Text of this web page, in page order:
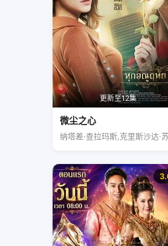
更新至12集
微尘之心
纳塔差·查拉玛斯,克里斯沙达·